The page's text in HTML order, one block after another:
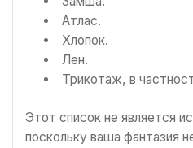
Атлас.
Хлопок.
Лен.
Трикотаж, в
Этот список не является
поскольку ваша фантазия